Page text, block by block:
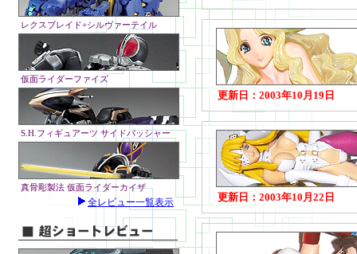
レクスブレイド+シルヴァーテイル
仮面ライダーファイズ
S.H.フィギュアーツ サイドバッシャー
真骨彫製法 仮面ライダーカイザ
全レビュー一覧表示
更新日：2003年10月19日
更新日：2003年10月22日